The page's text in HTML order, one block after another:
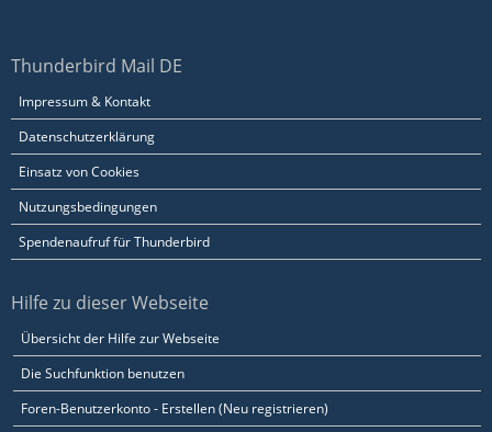
Thunderbird Mail DE
Impressum & Kontakt
Datenschutzerklärung
Einsatz von Cookies
Nutzungsbedingungen
Spendenaufruf für Thunderbird
Hilfe zu dieser Webseite
Übersicht der Hilfe zur Webseite
Die Suchfunktion benutzen
Foren-Benutzerkonto - Erstellen (Neu registrieren)